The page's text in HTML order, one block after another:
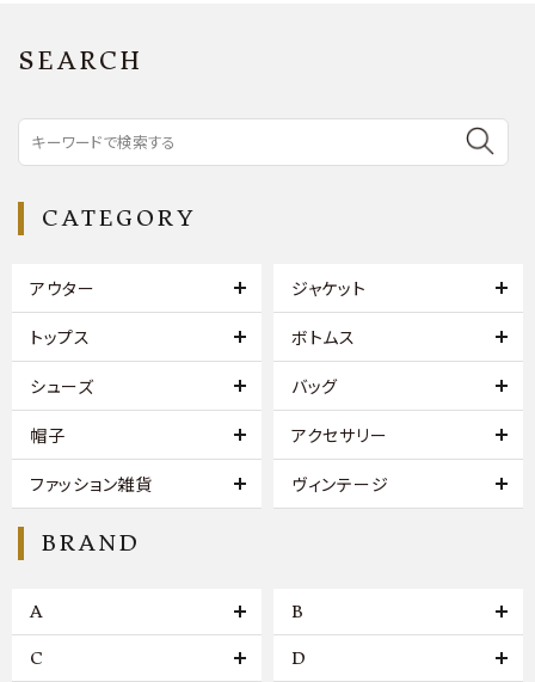
SEARCH
CATEGORY
アウター ジャケット
トップス ボトムス
シューズ バッグ
帽子 アクセサリー
ファッション雑貨 ヴィンテージ
BRAND
A B
C D